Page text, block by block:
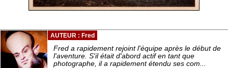
AUTEUR : Fred
Fred a rapidement rejoint l'équipe après le début de
l'aventure. S'il était d'abord actif en tant que
photographe, il a rapidement étendu ses com...